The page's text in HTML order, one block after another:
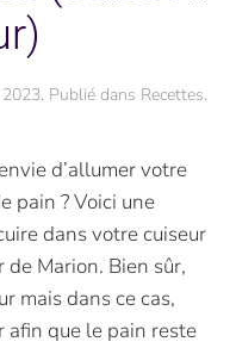
. Publié dans Recettes.
d’allumer votre
pain ? Voici une
dans votre cuiseur
Marion. Bien sûr,
mais dans ce cas,
afin que le pain reste